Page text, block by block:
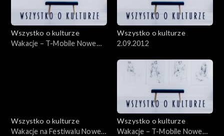
Wszystko o kulturze
Wakacje – T-Mobile Nowe
Wszystko o kulturze
2.09.2012
Wszystko o kulturze
Wakacje na Festiwalu Nowe
Wszystko o kulturze
Wakacje – T-Mobile Nowe